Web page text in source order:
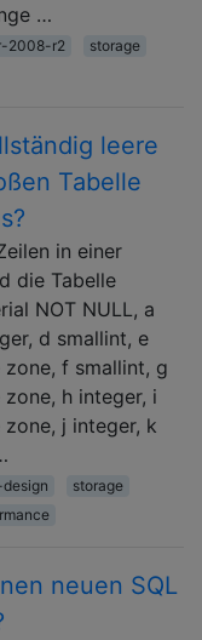
…
2008-r2
storage
leere
Tabelle
in einer
die Tabelle
NOT NULL, a
d smallint, e
f smallint, g
h integer, i
j integer, k
storage
neuen SQL